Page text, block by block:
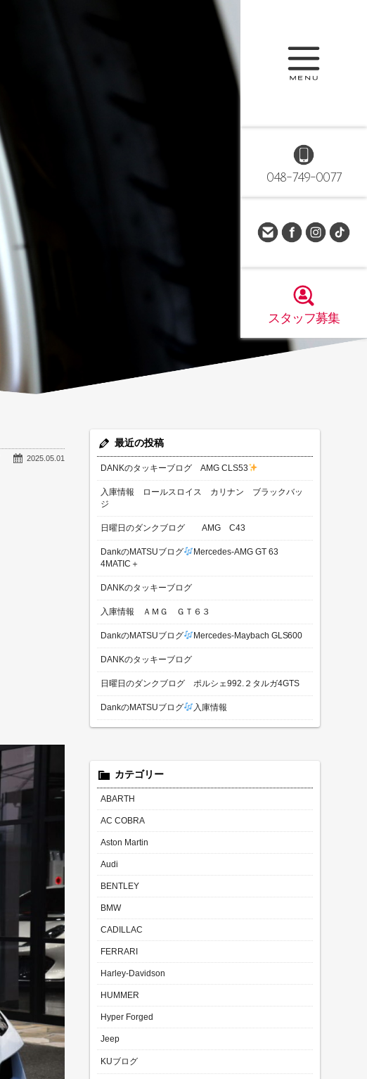
048-749-0077
スタッフ募集
2025.05.01
最近の投稿
DANKのタッキーブログ AMG CLS53
入庫情報 ロールスロイス カリナン ブラックバッ
ジ
日曜日のダンクブログ AMG C43
DankのMATSUブログ
Mercedes-AMG GT 63
4MATIC＋
DANKのタッキーブログ
入庫情報 ＡＭＧ ＧＴ６３
DankのMATSUブログ Mercedes-Maybach GLS600
DANKのタッキーブログ
日曜日のダンクブログ ポルシェ992.２タルガ4GTS
DankのMATSUブログ 入庫情報
カテゴリー
ABARTH
AC COBRA
Aston Martin
Audi
BENTLEY
BMW
CADILLAC
FERRARI
Harley-Davidson
HUMMER
Hyper Forged
Jeep
KUブログ